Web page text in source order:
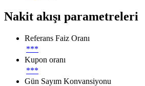
Nakit akışı parametreleri
Referans Faiz Oranı
***
Kupon oranı
***
Gün Sayım Konvansiyonu